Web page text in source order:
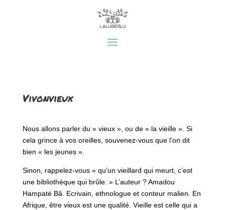
Vivonvieux
Nous allons parler du « vieux », ou de « la vieille ». Si
cela grince à vos oreilles, souvenez-vous que l’on dit
bien « les jeunes ».
Sinon, rappelez-vous « qu’un vieillard qui meurt, c’est
une bibliothèque qui brûle. » L’auteur ? Amadou
Hampaté Bâ. Ecrivain, ethnologue et conteur malien. En
Afrique, être vieux est une qualité. Vieille est celle qui a